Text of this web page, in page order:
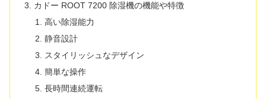
カドー ROOT 7200 除湿機の機能や特徴
高い除湿能力
静音設計
スタイリッシュなデザイン
簡単な操作
長時間連続運転